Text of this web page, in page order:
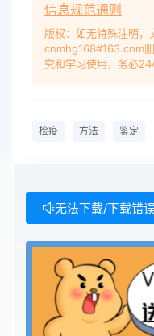
信息规范通则
版权：如无特殊注明，
cnmhg168#163.com
究和学习使用，务必24
检疫 方法 鉴定
无法下载/下载错